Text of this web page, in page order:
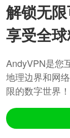
解锁无限
享受全球
AndyVPN是您
地理边界和网
限的数字世界！